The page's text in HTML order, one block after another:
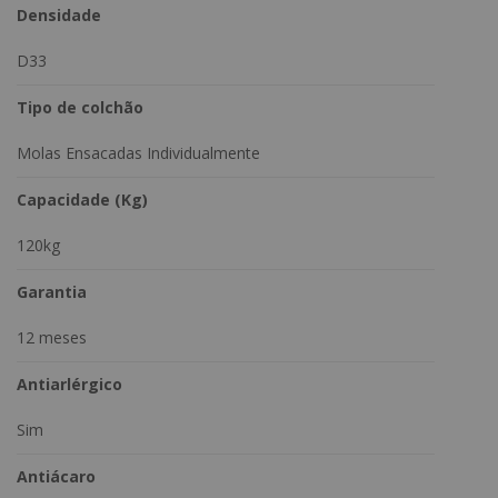
Densidade
D33
Tipo de colchão
Molas Ensacadas Individualmente
Capacidade (Kg)
120kg
Garantia
12 meses
Antiarlérgico
Sim
Antiácaro